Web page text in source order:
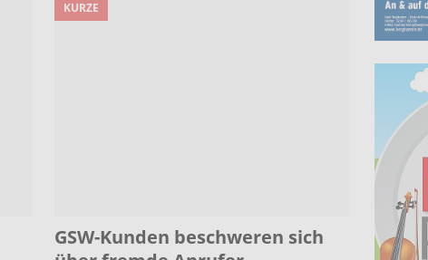
– Kunst vor Ort 2026: Letzte Plätze bei Stein- oder
KURZE
GSW-Kunden beschweren sich